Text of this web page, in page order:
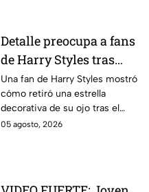
Detalle preocupa a fans
de Harry Styles tras
concierto
Una fan de Harry Styles mostró
cómo retiró una estrella
decorativa de su ojo tras el
concierto tras haber llorado,
05 agosto, 2026